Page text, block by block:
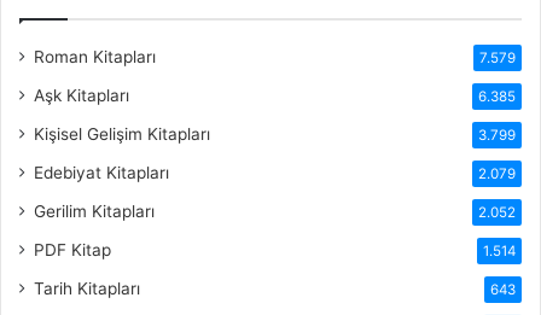
Roman Kitapları 7.579
Aşk Kitapları 6.385
Kişisel Gelişim Kitapları 3.799
Edebiyat Kitapları 2.079
Gerilim Kitapları 2.052
PDF Kitap 1.514
Tarih Kitapları 643